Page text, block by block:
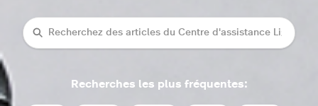
rechercher
Recherches les plus fréquentes: